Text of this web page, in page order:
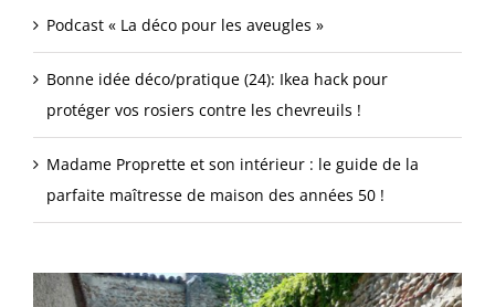
Podcast « La déco pour les aveugles »
Bonne idée déco/pratique (24): Ikea hack pour
protéger vos rosiers contre les chevreuils !
Madame Proprette et son intérieur : le guide de la
parfaite maîtresse de maison des années 50 !